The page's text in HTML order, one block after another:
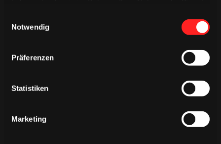
Notwendig
Präferenzen
Statistiken
Marketing